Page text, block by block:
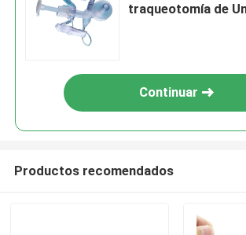
traqueotomía de
Continuar
Productos recomendados